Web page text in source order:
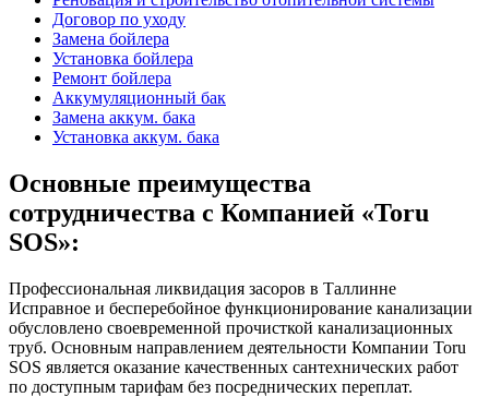
Договор по уходу
Замена бойлера
Установка бойлера
Ремонт бойлера
Аккумуляционный бак
Замена аккум. бака
Установка аккум. бака
Основные преимущества
сотрудничества с Компанией «Toru
SOS»:
Профессиональная ликвидация засоров в Таллинне
Исправное и бесперебойное функционирование канализации
обусловлено своевременной прочисткой канализационных
труб. Основным направлением деятельности Компании Toru
SOS является оказание качественных сантехнических работ
по доступным тарифам без посреднических переплат.